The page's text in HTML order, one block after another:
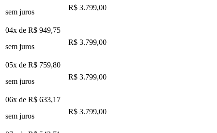
sem juros
R$ 3.799,00
04x de R$ 949,75
sem juros
R$ 3.799,00
05x de R$ 759,80
sem juros
R$ 3.799,00
06x de R$ 633,17
sem juros
R$ 3.799,00